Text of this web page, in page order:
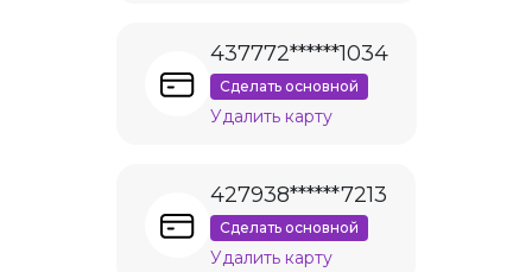
437772******1034
Сделать основной
Удалить карту
427938******7213
Сделать основной
Удалить карту